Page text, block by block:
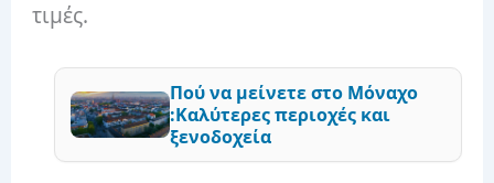
τιμές.
Πού να μείνετε στο Μόναχο
:Καλύτερες περιοχές και
ξενοδοχεία